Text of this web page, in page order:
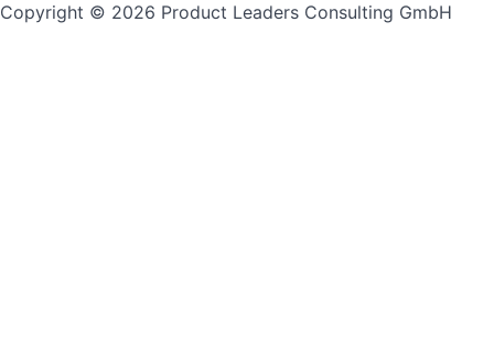
Copyright © 2026 Product Leaders Consulting GmbH